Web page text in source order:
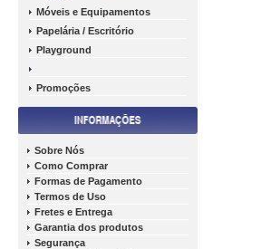
Móveis e Equipamentos
Papelária / Escritório
Playground
Promoções
Sobre Nós
Como Comprar
Formas de Pagamento
Termos de Uso
Fretes e Entrega
Garantia dos produtos
Segurança